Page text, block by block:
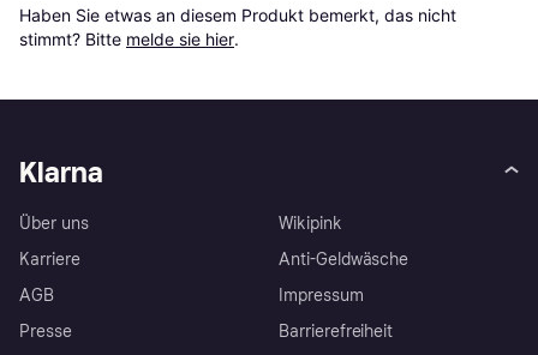
Haben Sie etwas an diesem Produkt bemerkt, das nicht
stimmt? Bitte melde sie hier.
Klarna
Über uns
Karriere
AGB
Presse
Wikipink
Anti-Geldwäsche
Impressum
Barrierefreiheit